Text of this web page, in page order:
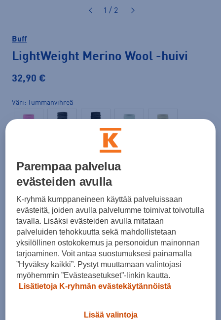
1 / 2
Buff
LightWeight Merino Wool -huivi
32,90 €
Väri Tummanvihreä
Koko
Parempaa palvelua
evästeiden avulla
K-ryhmä kumppaneineen käyttää palveluissaan
evästeitä, joiden avulla palvelumme toimivat toivotulla
tavalla. Lisäksi evästeiden avulla mitataan
palveluiden tehokkuutta sekä mahdollistetaan
yksilöllinen ostokokemus ja personoidun mainonnan
tarjoaminen. Voit antaa suostumuksesi painamalla
”Hyväksy kaikki”. Pystyt muuttamaan valintojasi
myöhemmin ”Evästeasetukset”-linkin kautta.
Lisätietoja K-ryhmän evästekäytännöistä
Lisää valintoja